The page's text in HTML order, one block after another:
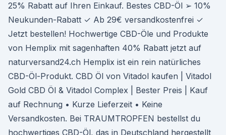
25% Rabatt auf Ihren Einkauf. Bestes CBD-Öl ➢ 10%
Neukunden-Rabatt ✓ Ab 29€ versandkostenfrei ✓
Jetzt bestellen! Hochwertige CBD-Öle und Produkte
von Hemplix mit sagenhaften 40% Rabatt jetzt auf
naturversand24.ch Hemplix ist ein rein natürliches
CBD-Öl-Produkt. CBD Öl von Vitadol kaufen | Vitadol
Gold CBD Öl & Vitadol Complex | Bester Preis | Kauf
auf Rechnung • Kurze Lieferzeit • Keine
Versandkosten. Bei TRAUMTROPFEN bestellst du
hochwertiges CBD-Öl, das in Deutschland hergestellt